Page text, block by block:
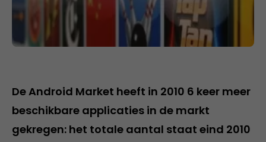
De Android Market heeft in 2010 6 keer meer
beschikbare applicaties in de markt
gekregen: het totale aantal staat eind 2010